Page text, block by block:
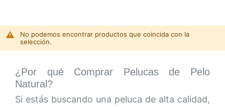
No podemos encontrar productos que coincida con la
selección.
¿Por qué Comprar Pelucas de Pelo
Natural?
Si estás buscando una peluca de alta calidad,